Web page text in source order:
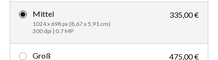
Mittel
1024 x 698 px (8,67 x 5,91 cm)
300 dpi | 0.7 MP
335,00 €
Groß 475,00 €